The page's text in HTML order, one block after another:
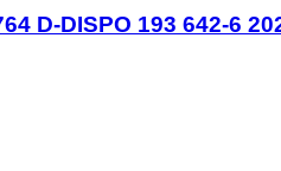
D-DISPO 193 642-6